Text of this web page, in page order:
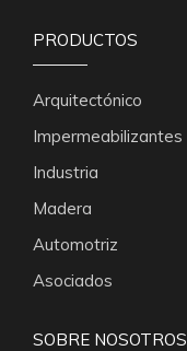
PRODUCTOS
Arquitectónico
Impermeabilizantes
Industria
Madera
Automotriz
Asociados
SOBRE NOSOTROS